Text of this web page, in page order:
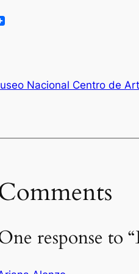
Nacional Centro de
response to